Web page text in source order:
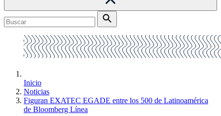
Inicio
Noticias
Figuran EXATEC EGADE entre los 500 de Latinoamérica
de Bloomberg Línea